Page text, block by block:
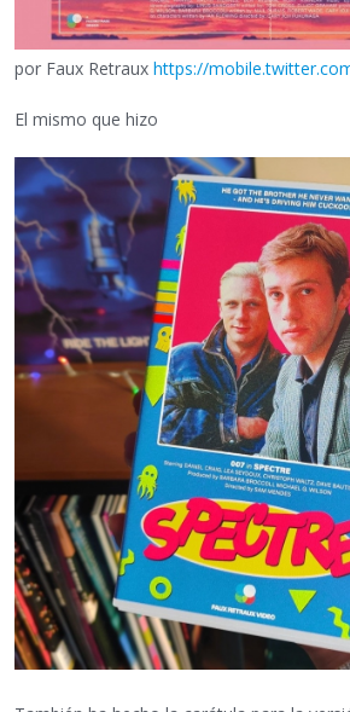
por Faux Retraux https://
El mismo que hizo